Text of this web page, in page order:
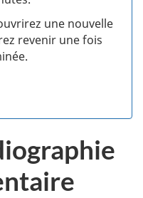
une nouvelle
revenir une fois